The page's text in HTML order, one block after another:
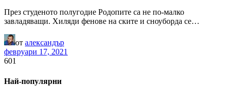
През студеното полугодие Родопите са не по-малко
завладяващи. Хиляди фенове на ските и сноуборда се…
от александър
февруари 17, 2021
601
Най-популярни